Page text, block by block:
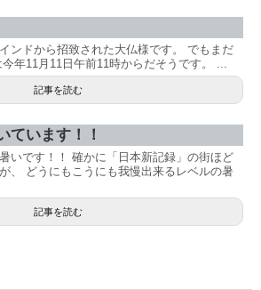
ンドから招致された大仏様です。 でもまだ
年11月11日午前11時からだそうです。 ...
記事を読む
ています！！
いです！！ 確かに「日本新記録」の街ほど
、 どうにもこうにも我慢出来るレベルの暑
記事を読む